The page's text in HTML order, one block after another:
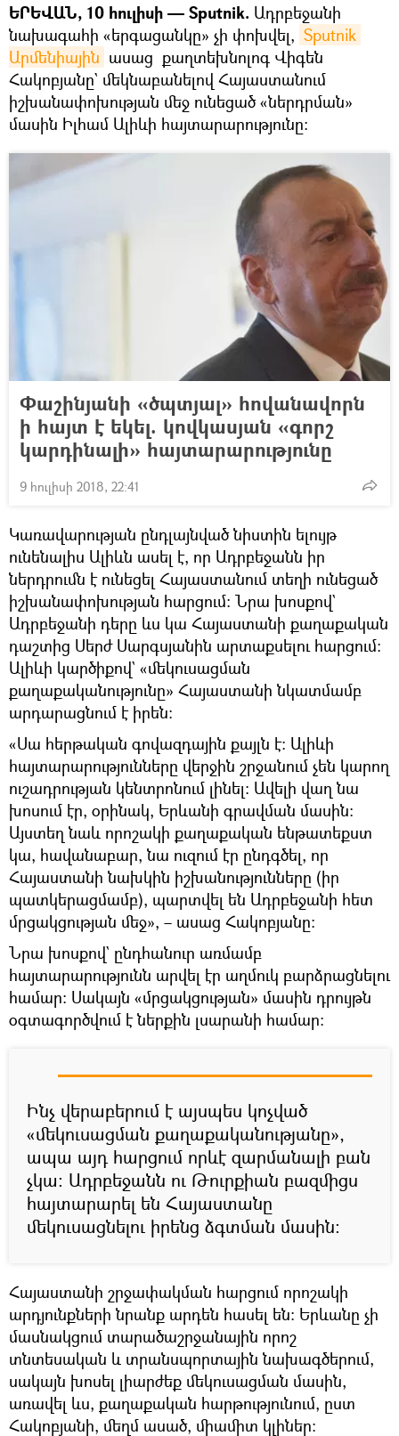
ԵՐԵՎԱՆ, 10 հուլիսի — Sputnik. Ադրբեջանի
նախագահի «երգացանկը» չի փոխվել, Sputnik
Արմենիային ասաց քաղտեխնոլոգ Վիգեն
Հակոբյանը` մեկնաբանելով Հայաստանում
իշխանափոխության մեջ ունեցած «ներդրման»
մասին Իլհամ Ալիևի հայտարարությունը։
Փաշինյանի «ծպտյալ» հովանավորն
ի հայտ է եկել. կովկասյան «գորշ
կարդինալի» հայտարարությունը
9 հուլիսի 2018, 22:41
Կառավարության ընդլայնված նիստին ելույթ
ունենալիս Ալիևն ասել է, որ Ադրբեջանն իր
ներդրումն է ունեցել Հայաստանում տեղի ունեցած
իշխանափոխության հարցում։ Նրա խոսքով`
Ադրբեջանի դերը ևս կա Հայաստանի քաղաքական
դաշտից Սերժ Սարգսյանին արտաքսելու հարցում։
Ալիևի կարծիքով` «մեկուսացման
քաղաքականությունը» Հայաստանի նկատմամբ
արդարացնում է իրեն։
«Սա հերթական գովազդային քայլն է։ Ալիևի
հայտարարությունները վերջին շրջանում չեն կարող
ուշադրության կենտրոնում լինել։ Ավելի վաղ նա
խոսում էր, օրինակ, Երևանի գրավման մասին։
Այստեղ նաև որոշակի քաղաքական ենթատեքստ
կա, հավանաբար, նա ուզում էր ընդգծել, որ
Հայաստանի նախկին իշխանությունները (իր
պատկերացմամբ), պարտվել են Ադրբեջանի հետ
մրցակցության մեջ», – ասաց Հակոբյանը։
Նրա խոսքով` ընդհանուր առմամբ
հայտարարությունն արվել էր աղմուկ բարձրացնելու
համար։ Սակայն «մրցակցության» մասին դրույթն
օգտագործվում է ներքին լսարանի համար։
Ինչ վերաբերում է այսպես կոչված
«մեկուսացման քաղաքականությանը»,
ապա այդ հարցում որևէ զարմանալի բան
չկա։ Ադրբեջանն ու Թուրքիան բազմիցս
հայտարարել են Հայաստանը
մեկուսացնելու իրենց ձգտման մասին։
Հայաստանի շրջափակման հարցում որոշակի
արդյունքների նրանք արդեն հասել են։ Երևանը չի
մասնակցում տարածաշրջանային որոշ
տնտեսական և տրանսպորտային նախագծերում,
սակայն խոսել լիարժեք մեկուսացման մասին,
առավել ևս, քաղաքական հարթությունում, ըստ
Հակոբյանի, մեղմ ասած, միամիտ կլիներ։